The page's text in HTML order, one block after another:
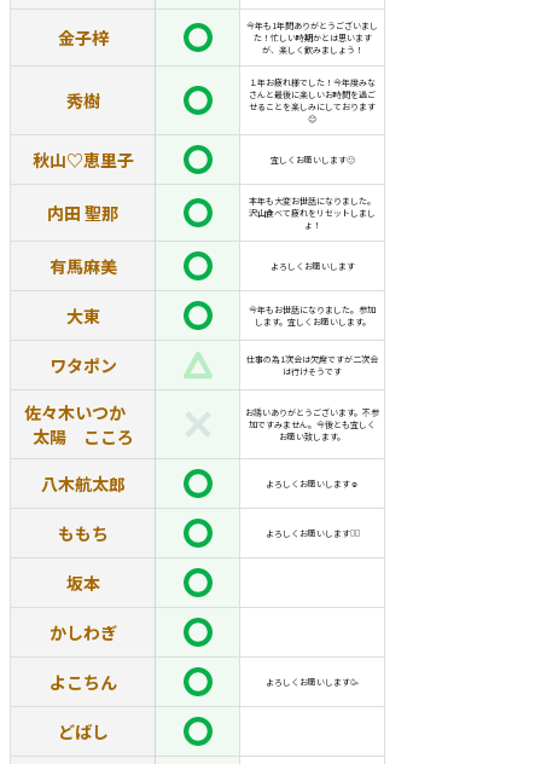
金子梓
今年も1年間ありがとうございまし
た！忙しい時期かとは思います
が、楽しく飲みましょう！
秀樹
１年お疲れ様でした！今年度みな
さんと最後に楽しいお時間を過ご
せることを楽しみにしております
😊
秋山♡恵里子 宜しくお願いします🙂
内田 聖那
本年も大変お世話になりました。
沢山食べて疲れをリセットしまし
ょ！
有馬麻美 よろしくお願いします
大東
今年もお世話になりました。参加
します。宜しくお願いします。
ワタポン
仕事の為1次会は欠席ですが二次会
は行けそうです
佐々木いつか
太陽 こころ
お誘いありがとうございます。不参
加ですみません。今後とも宜しく
お願い致します。
八木航太郎 よろしくお願いします☺︎
ももち よろしくお願いします🙇‍♀️
坂本
かしわぎ
よこちん よろしくお願いします🥳
どばし